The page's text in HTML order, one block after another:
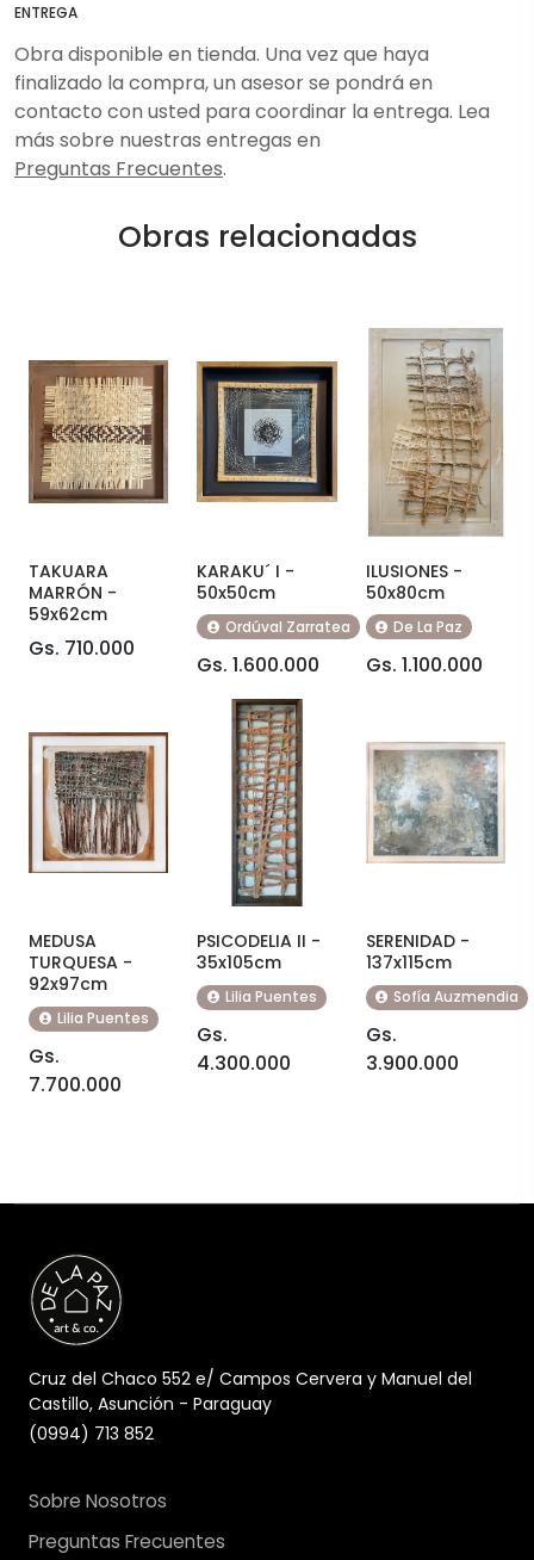
ENTREGA
Obra disponible en tienda. Una vez que haya
finalizado la compra, un asesor se pondrá en
contacto con usted para coordinar la entrega. Lea
más sobre nuestras entregas en
Preguntas Frecuentes.
Obras relacionadas
TAKUARA
MARRÓN -
59x62cm
Gs. 710.000
KARAKU´ I -
50x50cm
Ordúval Zarratea
Gs. 1.600.000
ILUSIONES -
50x80cm
De La Paz
Gs. 1.100.000
MEDUSA
TURQUESA -
92x97cm
Lilia Puentes
Gs.
7.700.000
PSICODELIA II -
35x105cm
Lilia Puentes
Gs.
4.300.000
SERENIDAD -
137x115cm
Sofía Auzmendia
Gs.
3.900.000
Cruz del Chaco 552 e/ Campos Cervera y Manuel del
Castillo, Asunción - Paraguay
(0994) 713 852
Sobre Nosotros
Preguntas Frecuentes